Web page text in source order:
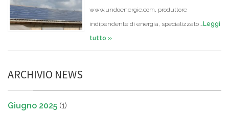
www.undoenergie.com, produttore
indipendente di energia, specializzato …Leggi
tutto »
ARCHIVIO NEWS
Giugno 2025 (1)